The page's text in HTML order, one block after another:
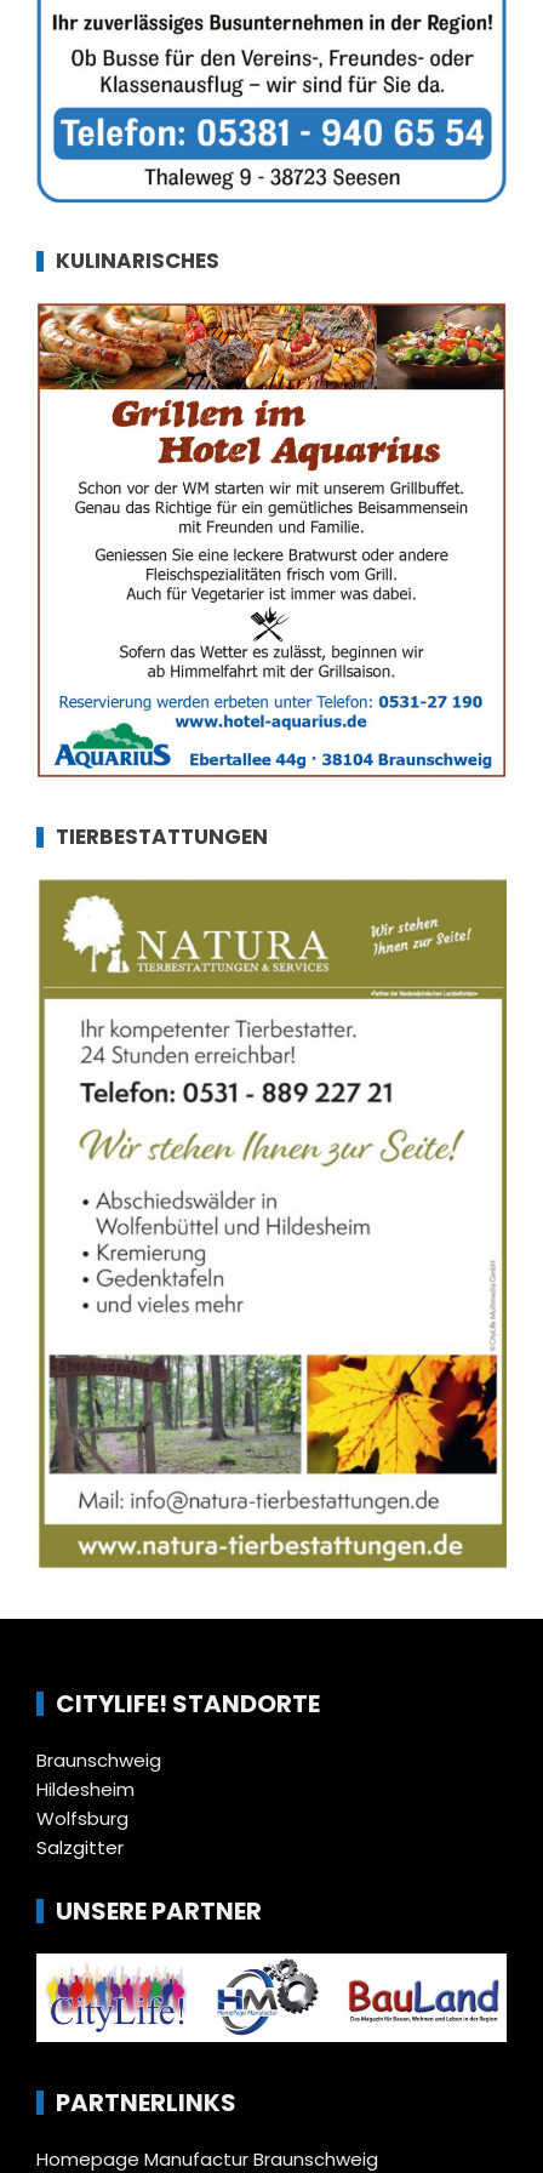
KULINARISCHES
TIERBESTATTUNGEN
CITYLIFE! STANDORTE
Braunschweig
Hildesheim
Wolfsburg
Salzgitter
UNSERE PARTNER
PARTNERLINKS
Homepage Manufactur Braunschweig